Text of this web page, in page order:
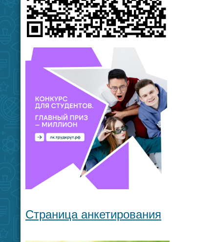
Страница анкетирования